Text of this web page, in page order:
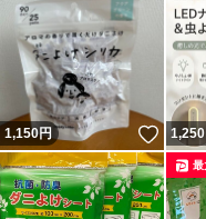
1,150円 いい
1,250
最